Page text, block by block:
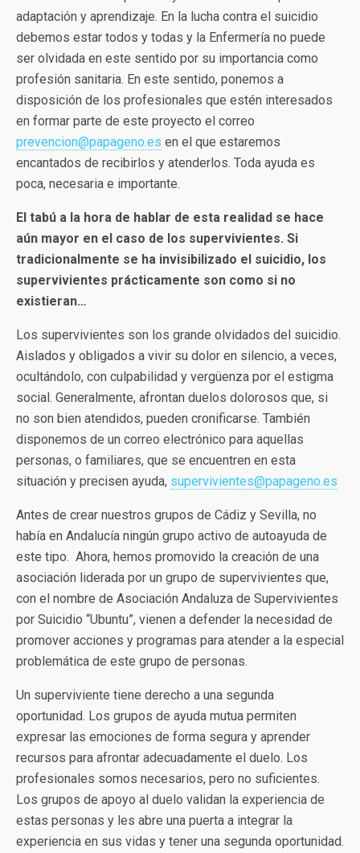
adaptación y aprendizaje. En la lucha contra el suicidio
debemos estar todos y todas y la Enfermería no puede
ser olvidada en este sentido por su importancia como
profesión sanitaria. En este sentido, ponemos a
disposición de los profesionales que estén interesados
en formar parte de este proyecto el correo
prevencion@papageno.es en el que estaremos
encantados de recibirlos y atenderlos. Toda ayuda es
poca, necesaria e importante.
El tabú a la hora de hablar de esta realidad se hace
aún mayor en el caso de los supervivientes. Si
tradicionalmente se ha invisibilizado el suicidio, los
supervivientes prácticamente son como si no
existieran…
Los supervivientes son los grande olvidados del suicidio.
Aislados y obligados a vivir su dolor en silencio, a veces,
ocultándolo, con culpabilidad y vergüenza por el estigma
social. Generalmente, afrontan duelos dolorosos que, si
no son bien atendidos, pueden cronificarse. También
disponemos de un correo electrónico para aquellas
personas, o familiares, que se encuentren en esta
situación y precisen ayuda, supervivientes@papageno.es
Antes de crear nuestros grupos de Cádiz y Sevilla, no
había en Andalucía ningún grupo activo de autoayuda de
este tipo. Ahora, hemos promovido la creación de una
asociación liderada por un grupo de supervivientes que,
con el nombre de Asociación Andaluza de Supervivientes
por Suicidio “Ubuntu”, vienen a defender la necesidad de
promover acciones y programas para atender a la especial
problemática de este grupo de personas.
Un superviviente tiene derecho a una segunda
oportunidad. Los grupos de ayuda mutua permiten
expresar las emociones de forma segura y aprender
recursos para afrontar adecuadamente el duelo. Los
profesionales somos necesarios, pero no suficientes.
Los grupos de apoyo al duelo validan la experiencia de
estas personas y les abre una puerta a integrar la
experiencia en sus vidas y tener una segunda oportunidad.